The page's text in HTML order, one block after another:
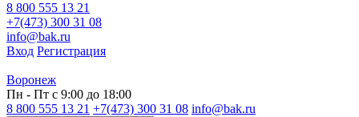
8 800 555 13 21
+7(473) 300 31 08
info@bak.ru
Вход Регистрация
Воронеж
Пн - Пт с 9:00 до 18:00
8 800 555 13 21 +7(473) 300 31 08 info@bak.ru